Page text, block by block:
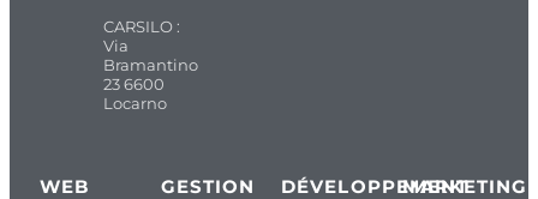
CARSILO :
Via
Bramantino
23 6600
Locarno
WEB GESTION
DÉVELOPPEMENT
MARKETING